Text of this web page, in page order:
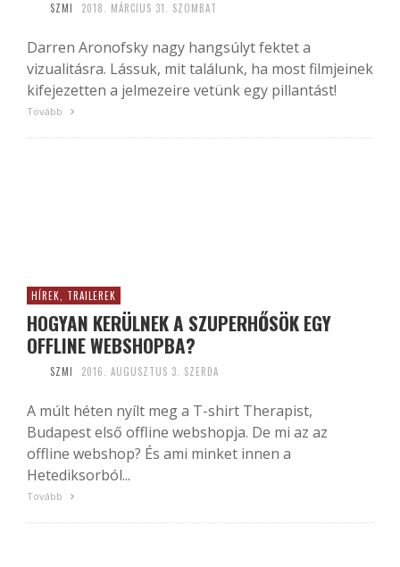
SZMI 2018. MÁRCIUS 31. SZOMBAT
Darren Aronofsky nagy hangsúlyt fektet a
vizualitásra. Lássuk, mit találunk, ha most filmjeinek
kifejezetten a jelmezeire vetünk egy pillantást!
Tovább
HÍREK, TRAILEREK
HOGYAN KERÜLNEK A SZUPERHŐSÖK EGY
OFFLINE WEBSHOPBA?
SZMI 2016. AUGUSZTUS 3. SZERDA
A múlt héten nyílt meg a T-shirt Therapist,
Budapest első offline webshopja. De mi az az
offline webshop? És ami minket innen a
Hetediksorból...
Tovább